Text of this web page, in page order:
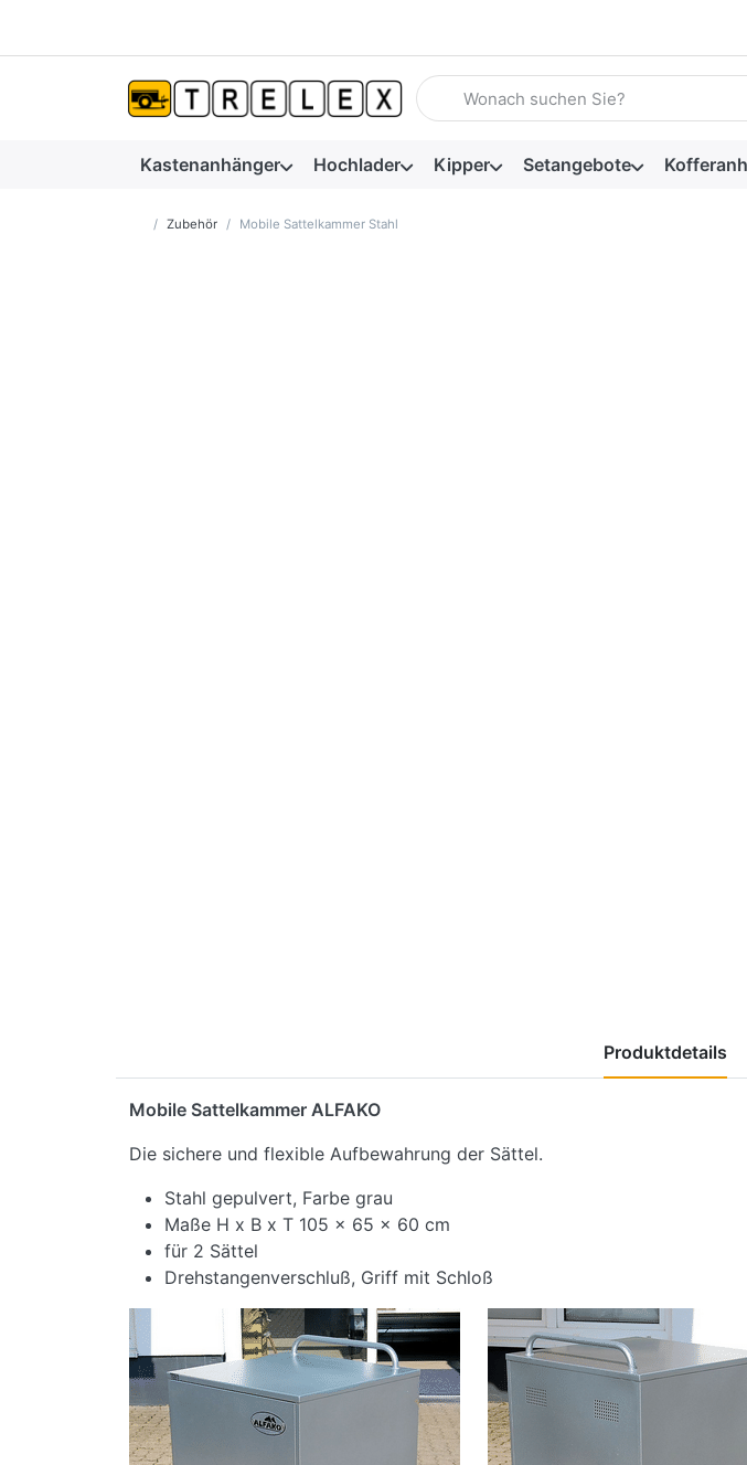
Geben Sie einen Suchbegriff ein.
Kastenanhänger Hochlader Kipper Setangebote
Startseite
Zubehör Mobile Sattelkammer Stahl
Produktdetails
Mobile Sattelkammer ALFAKO
Die sichere und flexible Aufbewahrung der Sättel.
Stahl gepulvert, Farbe grau
Maße H x B x T 105 x 65 x 60 cm
für 2 Sättel
Drehstangenverschluß, Griff mit Schloß